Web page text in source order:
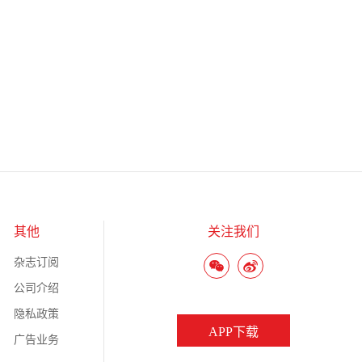
其他
杂志订阅
公司介绍
隐私政策
广告业务
关注我们
APP下载